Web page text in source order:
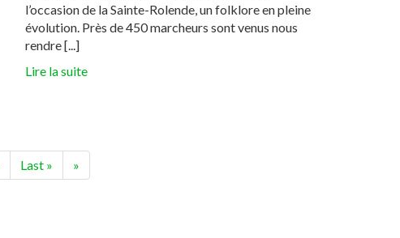
l’occasion de la Sainte-Rolende, un folklore en pleine
évolution. Près de 450 marcheurs sont venus nous
rendre [...]
Lire la suite
Last » »